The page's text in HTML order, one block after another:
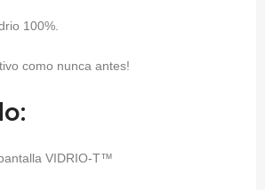
100%.
como nunca antes!
VIDRIO-T™